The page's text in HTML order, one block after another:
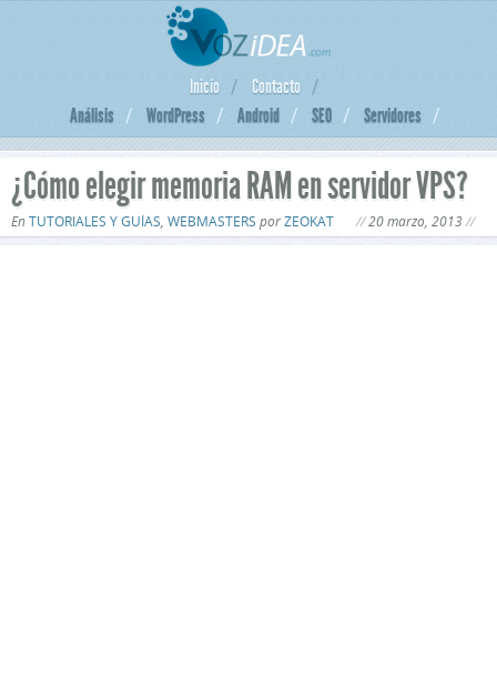
Inicio
Contacto
Análisis
WordPress Android SEO Servidores
¿Cómo elegir memoria RAM en servidor VPS?
EnTUTORIALES Y GUÍAS, WEBMASTERS porZEOKAT 20 marzo, 2013